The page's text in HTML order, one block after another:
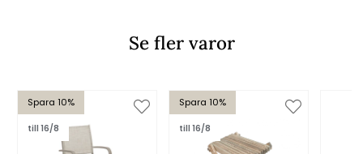
Se fler varor
Spara 10%
till 16/8
Spara 10%
till 16/8